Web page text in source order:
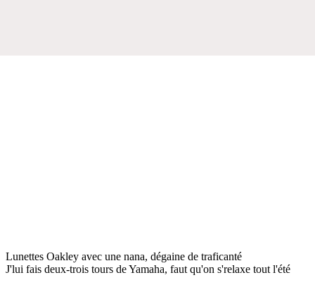
Lunettes Oakley avec une nana, dégaine de traficanté
J'lui fais deux-trois tours de Yamaha, faut qu'on s'relaxe tout l'été